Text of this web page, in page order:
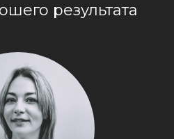
результата